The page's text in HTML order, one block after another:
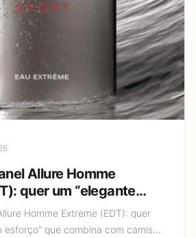
Allure Homme
quer um “elegante
que combina com
e também com jeans?
Homme Extreme (EDT): quer
esforço” que combina com camisa